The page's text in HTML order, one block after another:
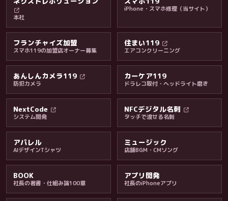
料金・保証・ご案内
本社
iPhone・スマホ修理（当サイト）
フランチャイズ加盟
スマホ119の加盟店オーナー募集
住まい119
エアコンクリーニング
あんしんカメラ119
防犯カメラ
カーケア119
ドラレコ取付・ヘッドライト磨き
NextCode
システム開発
NFCデジタル名刺
タッチで渡せる名刺
アパレル
AIデザインTシャツ
ミュージック
店舗BGM・CMソング
BOOK
社長の著書・仕組み論100章
アプリ開発
社長のiPhoneアプリ